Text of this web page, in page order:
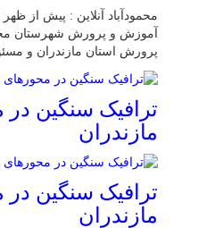
محمودآباد آنلاین : پیش از
آموزش و پرورش شهرستان
پرورش استان مازندران و
ترافیک سنگین
مازندران
ترافیک سنگین
مازندران